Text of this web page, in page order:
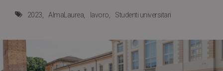
2023 AlmaLaurea lavoro Studenti universitari